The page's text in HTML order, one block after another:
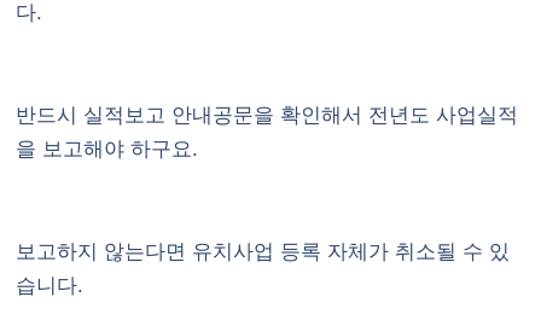
다.
반드시 실적보고 안내공문을 확인해서 전년도 사업실적
을 보고해야 하구요.
보고하지 않는다면 유치사업 등록 자체가 취소될 수 있
습니다.